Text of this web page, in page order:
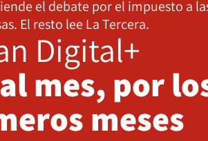
el debate por el impuesto a
El resto lee La Tercera.
Digital+
mes, por
meses